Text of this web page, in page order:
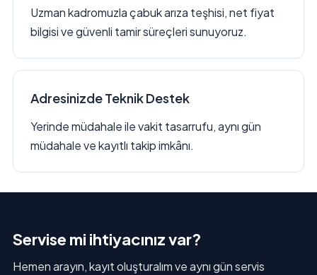
Uzman kadromuzla çabuk arıza teşhisi, net fiyat
bilgisi ve güvenli tamir süreçleri sunuyoruz.
Adresinizde Teknik Destek
Yerinde müdahale ile vakit tasarrufu, aynı gün
müdahale ve kayıtlı takip imkânı.
Servise mi ihtiyacınız var?
Hemen arayın, kayıt oluşturalım ve aynı gün servis